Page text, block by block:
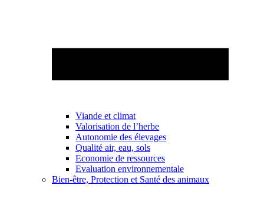
Viande et climat
Valorisation de l’herbe
Autonomie des élevages
Qualité air, eau, sols
Economie de ressources
Evaluation environnementale
Bien-être, Protection et Santé des animaux